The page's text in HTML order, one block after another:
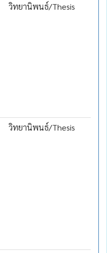
วิทยานิพนธ์/Thesis
วิทยานิพนธ์/Thesis